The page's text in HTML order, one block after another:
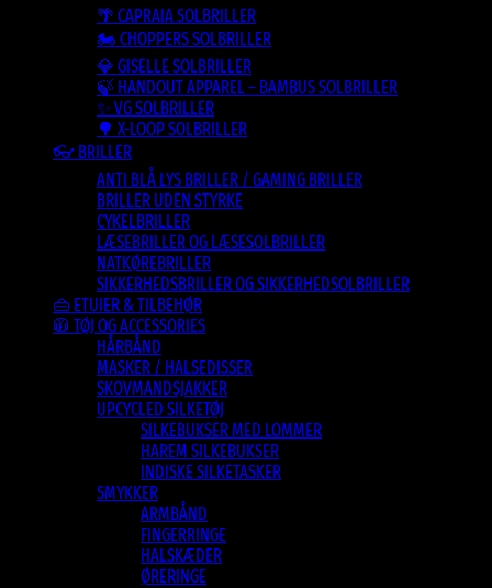
🌴 CAPRAIA SOLBRILLER
🏍️ CHOPPERS SOLBRILLER
💎 GISELLE SOLBRILLER
🍃 HANDOUT APPAREL – BAMBUS SOLBRILLER
✨ VG SOLBRILLER
🌳 X-LOOP SOLBRILLER
👓 BRILLER
ANTI BLÅ LYS BRILLER / GAMING BRILLER
BRILLER UDEN STYRKE
CYKELBRILLER
LÆSEBRILLER OG LÆSESOLBRILLER
NATKØREBRILLER
SIKKERHEDSBRILLER OG SIKKERHEDSOLBRILLER
👜 ETUIER & TILBEHØR
🧥 TØJ OG ACCESSORIES
HÅRBÅND
MASKER / HALSEDISSER
SKOVMANDSJAKKER
UPCYCLED SILKETØJ
SILKEBUKSER MED LOMMER
HAREM SILKEBUKSER
INDISKE SILKETASKER
SMYKKER
ARMBÅND
FINGERRINGE
HALSKÆDER
ØRERINGE